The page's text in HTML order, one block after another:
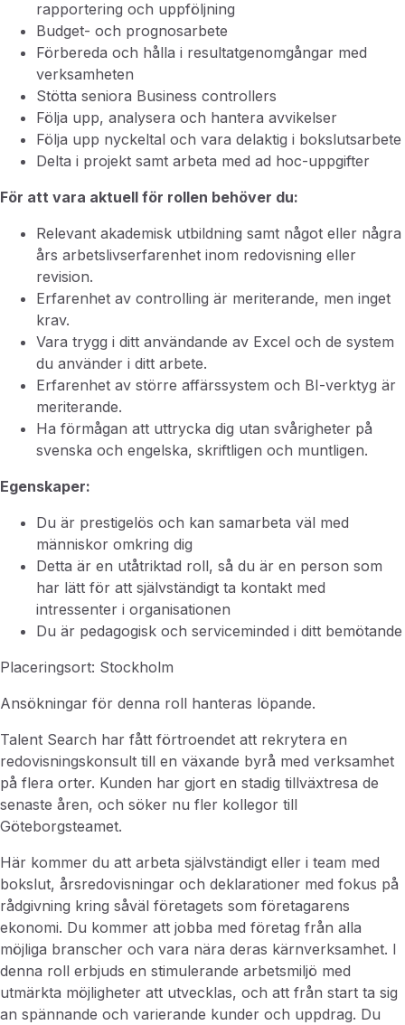
rapportering och uppföljning
Budget- och prognosarbete
Förbereda och hålla i resultatgenomgångar med
verksamheten
Stötta seniora Business controllers
Följa upp, analysera och hantera avvikelser
Följa upp nyckeltal och vara delaktig i bokslutsarbete
Delta i projekt samt arbeta med ad hoc-uppgifter
För att vara aktuell för rollen behöver du:
Relevant akademisk utbildning samt något eller några
års arbetslivserfarenhet inom redovisning eller
revision.
Erfarenhet av controlling är meriterande, men inget
krav.
Vara trygg i ditt användande av Excel och de system
du använder i ditt arbete.
Erfarenhet av större affärssystem och BI-verktyg är
meriterande.
Ha förmågan att uttrycka dig utan svårigheter på
svenska och engelska, skriftligen och muntligen.
Egenskaper:
Du är prestigelös och kan samarbeta väl med
människor omkring dig
Detta är en utåtriktad roll, så du är en person som
har lätt för att självständigt ta kontakt med
intressenter i organisationen
Du är pedagogisk och serviceminded i ditt bemötande
Placeringsort: Stockholm
Ansökningar för denna roll hanteras löpande.
Talent Search har fått förtroendet att rekrytera en
redovisningskonsult till en växande byrå med verksamhet
på flera orter. Kunden har gjort en stadig tillväxtresa de
senaste åren, och söker nu fler kollegor till
Göteborgsteamet.
Här kommer du att arbeta självständigt eller i team med
bokslut, årsredovisningar och deklarationer med fokus på
rådgivning kring såväl företagets som företagarens
ekonomi. Du kommer att jobba med företag från alla
möjliga branscher och vara nära deras kärnverksamhet. I
denna roll erbjuds en stimulerande arbetsmiljö med
utmärkta möjligheter att utvecklas, och att från start ta sig
an spännande och varierande kunder och uppdrag. Du